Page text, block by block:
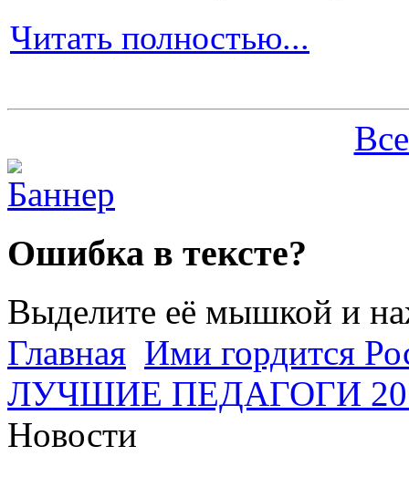
Читать полностью...
Ошибка в тексте?
Выделите её мышкой и
Главная Ими гордится
ЛУЧШИЕ ПЕДАГОГИ
Новости